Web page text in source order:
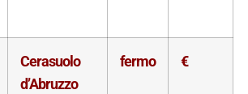
Cerasuolo
d’Abruzzo
fermo €